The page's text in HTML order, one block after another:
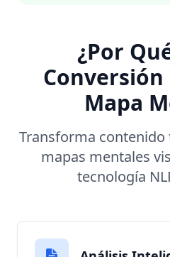
¿Por
Conversión
Mapa
Transforma
mapas mentales
tecnología